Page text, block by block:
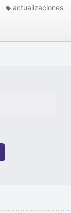
actualizaciones